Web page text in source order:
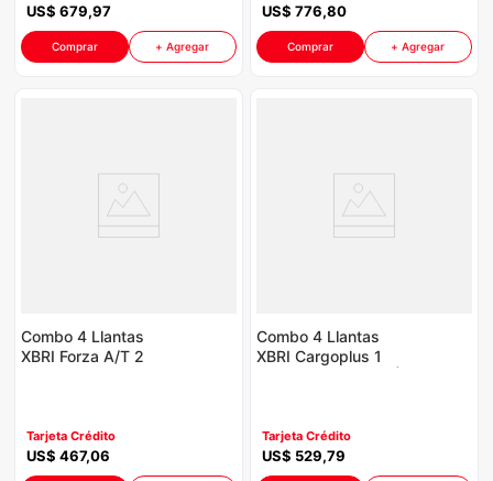
US$ 679,97
Comprar + Agregar
US$ 776,80
Comprar + Agregar
Combo 4 Llantas
XBRI Forza A/T 2
Tarjeta Crédito
US$ 467,06
Combo 4 Llantas
XBRI Cargoplus 1
Tarjeta Crédito
US$ 529,79